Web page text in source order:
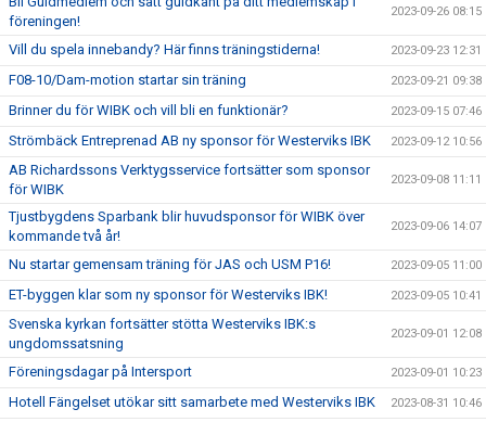
föreningen!
2023-09-26 08:15
Vill du spela innebandy? Här finns träningstiderna! 2023-09-23 12:31
F08-10/Dam-motion startar sin träning 2023-09-21 09:38
Brinner du för WIBK och vill bli en funktionär? 2023-09-15 07:46
Strömbäck Entreprenad AB ny sponsor för Westerviks IBK 2023-09-12 10:56
AB Richardssons Verktygsservice fortsätter som sponsor
för WIBK
2023-09-08 11:11
Tjustbygdens Sparbank blir huvudsponsor för WIBK över
kommande två år!
2023-09-06 14:07
Nu startar gemensam träning för JAS och USM P16! 2023-09-05 11:00
ET-byggen klar som ny sponsor för Westerviks IBK! 2023-09-05 10:41
Svenska kyrkan fortsätter stötta Westerviks IBK:s
ungdomssatsning
2023-09-01 12:08
Föreningsdagar på Intersport 2023-09-01 10:23
Hotell Fängelset utökar sitt samarbete med Westerviks IBK 2023-08-31 10:46